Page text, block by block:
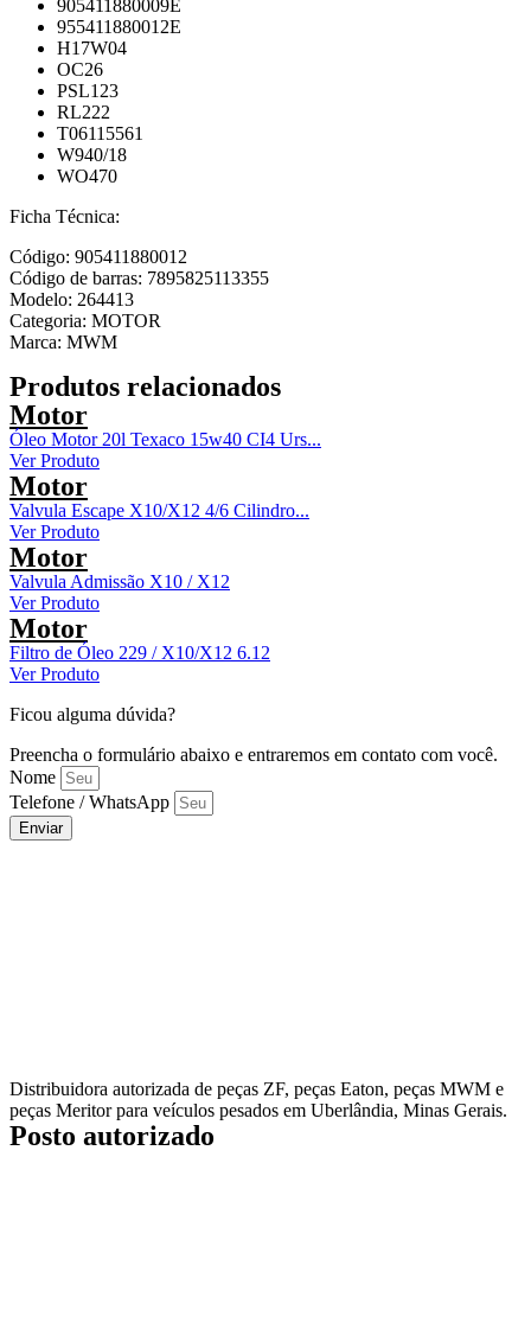
905411880009E
955411880012E
H17W04
OC26
PSL123
RL222
T06115561
W940/18
WO470
Ficha Técnica:
Código: 905411880012
Código de barras: 7895825113355
Modelo: 264413
Categoria: MOTOR
Marca: MWM
Produtos relacionados
Motor
Óleo Motor 20l Texaco 15w40 CI4 Urs...
Ver Produto
Motor
Valvula Escape X10/X12 4/6 Cilindro...
Ver Produto
Motor
Valvula Admissão X10 / X12
Ver Produto
Motor
Filtro de Óleo 229 / X10/X12 6.12
Ver Produto
Ficou alguma dúvida?
Preencha o formulário abaixo e entraremos em contato com você.
Nome
Telefone / WhatsApp
Enviar
Distribuidora autorizada de peças ZF, peças Eaton, peças MWM e
peças Meritor para veículos pesados em Uberlândia, Minas Gerais.
Posto autorizado